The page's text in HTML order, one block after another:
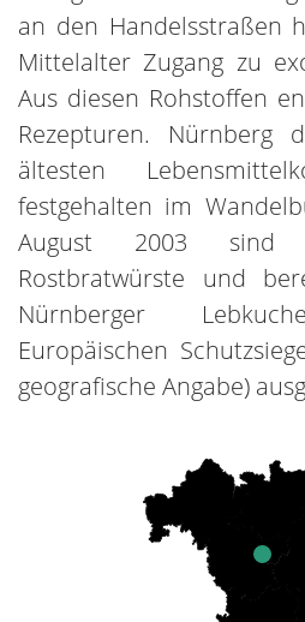
an den Handelsstraßen
Mittelalter Zugang zu
Aus diesen Rohstoffen
Rezepturen.
ältesten
festgehalten im
August 2003 sind
Rostbratwürste und
Nürnberger
Europäischen
geografische Angabe)